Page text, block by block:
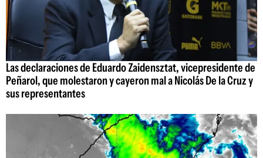
Las declaraciones de Eduardo Zaidensztat, vicepresidente de
Peñarol, que molestaron y cayeron mal a Nicolás De la Cruz y
sus representantes